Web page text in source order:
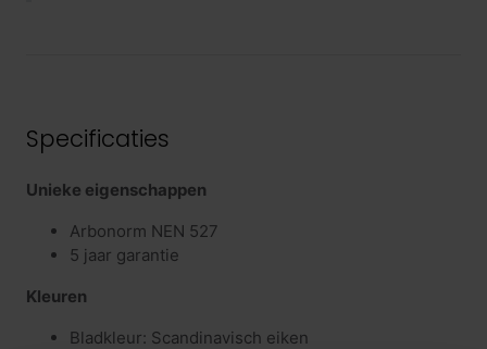
Specificaties
Unieke eigenschappen
Arbonorm NEN 527
5 jaar garantie
Kleuren
Bladkleur: Scandinavisch eiken